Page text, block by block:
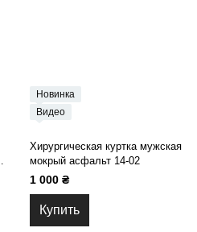
Новинка
Видео
Хирургическая куртка мужская
мокрый асфальт 14-02
1 000 ₴
Купить